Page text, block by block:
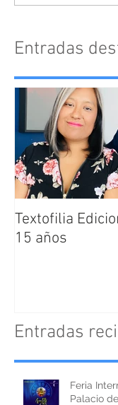
Entradas
Textofilia
15 años
Entradas
Feria
Palacio